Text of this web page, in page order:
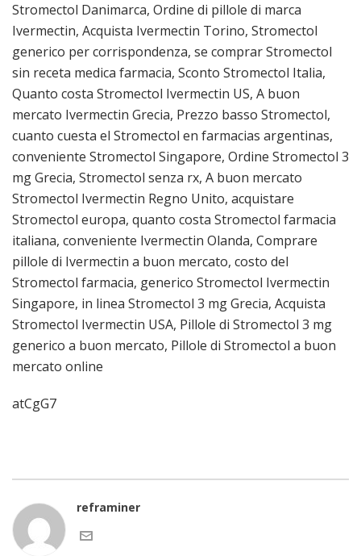
Stromectol Danimarca, Ordine di pillole di marca
Ivermectin, Acquista Ivermectin Torino, Stromectol
generico per corrispondenza, se comprar Stromectol
sin receta medica farmacia, Sconto Stromectol Italia,
Quanto costa Stromectol Ivermectin US, A buon
mercato Ivermectin Grecia, Prezzo basso Stromectol,
cuanto cuesta el Stromectol en farmacias argentinas,
conveniente Stromectol Singapore, Ordine Stromectol 3
mg Grecia, Stromectol senza rx, A buon mercato
Stromectol Ivermectin Regno Unito, acquistare
Stromectol europa, quanto costa Stromectol farmacia
italiana, conveniente Ivermectin Olanda, Comprare
pillole di Ivermectin a buon mercato, costo del
Stromectol farmacia, generico Stromectol Ivermectin
Singapore, in linea Stromectol 3 mg Grecia, Acquista
Stromectol Ivermectin USA, Pillole di Stromectol 3 mg
generico a buon mercato, Pillole di Stromectol a buon
mercato online
atCgG7
reframiner